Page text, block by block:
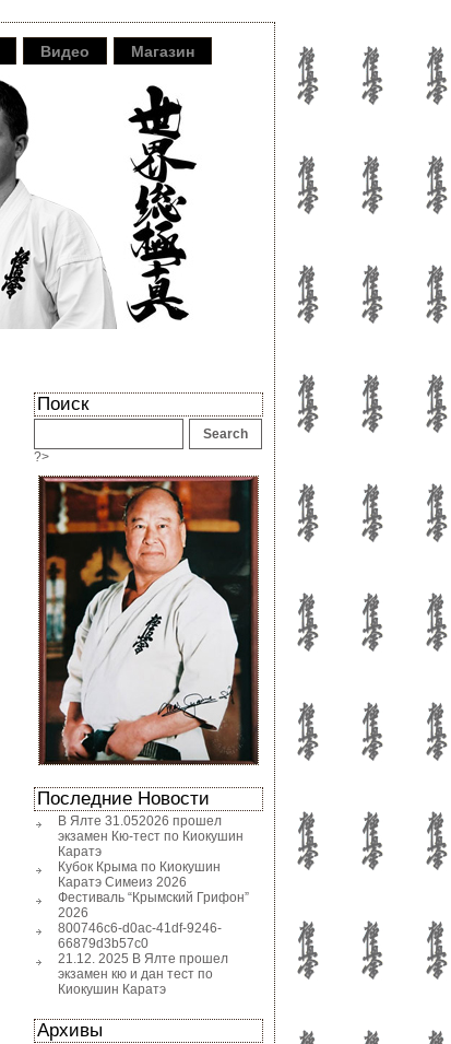
Видео Магазин
Поиск
?>
Последние Новости
В Ялте 31.052026 прошел
экзамен Кю-тест по Киокушин
Каратэ
Кубок Крыма по Киокушин
Каратэ Симеиз 2026
Фестиваль “Крымский Грифон”
2026
800746c6-d0ac-41df-9246-
66879d3b57c0
21.12. 2025 В Ялте прошел
экзамен кю и дан тест по
Киокушин Каратэ
Архивы